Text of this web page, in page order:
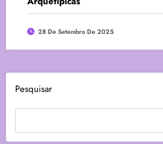
28 De Setembro De 2025
Pesquisar